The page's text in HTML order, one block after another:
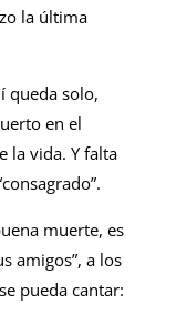
la última
queda solo,
en el
la vida. Y falta
muerte, es
amigos”, a los
pueda cantar: